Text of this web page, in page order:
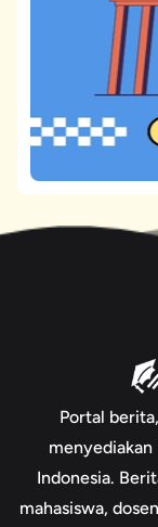
Portal
Indonesia.
mahasiswa,